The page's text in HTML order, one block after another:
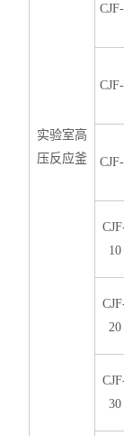
实验室高
压反应釜
10
20
30